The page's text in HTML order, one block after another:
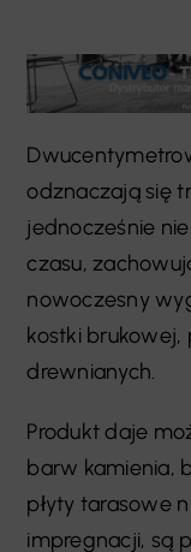
odznaczają się
jednocześnie
czasu,
nowoczesny
kostki brukowej,
drewnianych.
Produkt daje
barw kamienia,
płyty tarasowe
impregnacji, są